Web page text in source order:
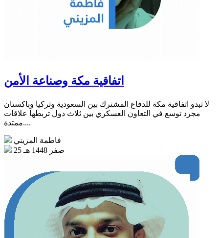
اتفاقية مكة وصناعة الأمن
لا تبدو اتفاقية مكة للدفاع المشترك بين السعودية وتركيا وباكستان
مجرد توسع في التعاون العسكري بين ثلاث دول تربطها علاقات
ممتدة....
فاطمة المزيني
25 صفر 1448 هـ